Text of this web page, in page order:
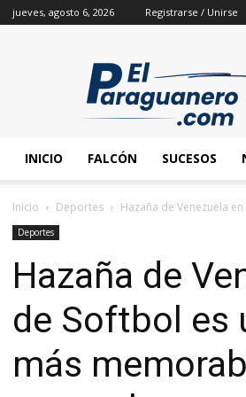
jueves, agosto 6, 2026 Registrarse / Unirse
INICIO FALCÓN SUCESOS
Inicio Deportes Hazaña de Venezuela
Deportes
Hazaña de
de Softbol es
más